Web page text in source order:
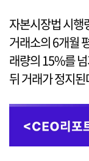
자본시장법 시행
거래소의 6개월
래량의 15%를
뒤 거래가 정지된